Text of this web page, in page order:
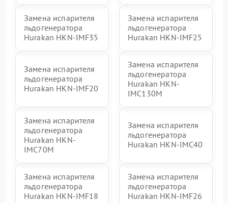
Замена испарителя
льдогенератора
Hurakan HKN-IMF35
Замена испарителя
льдогенератора
Hurakan HKN-IMF25
Замена испарителя
льдогенератора
Hurakan HKN-IMF20
Замена испарителя
льдогенератора
Hurakan HKN-
IMC130M
Замена испарителя
льдогенератора
Hurakan HKN-
IMC70M
Замена испарителя
льдогенератора
Hurakan HKN-IMC40
Замена испарителя
льдогенератора
Hurakan HKN-IMF18
Замена испарителя
льдогенератора
Hurakan HKN-IMF26